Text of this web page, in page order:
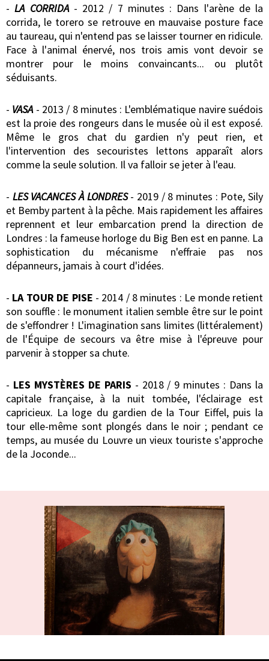
-LA CORRIDA- 2012 / 7 minutes : Dans l'arène de la
corrida, le torero se retrouve en mauvaise posture face
au taureau, qui n'entend pas se laisser tourner en ridicule.
Face à l'animal énervé, nos trois amis vont devoir se
montrer pour le moins convaincants... ou plutôt
séduisants.
- VASA - 2013 / 8 minutes : L'emblématique navire suédois
est la proie des rongeurs dans le musée où il est exposé.
Même le gros chat du gardien n'y peut rien, et
l'intervention des secouristes lettons apparaît alors
comme la seule solution. Il va falloir se jeter à l'eau.
- LES VACANCES À LONDRES- 2019 / 8 minutes : Pote, Sily
et Bemby partent à la pêche. Mais rapidement les affaires
reprennent et leur embarcation prend la direction de
Londres : la fameuse horloge du Big Ben est en panne. La
sophistication du mécanisme n'effraie pas nos
dépanneurs, jamais à court d'idées.
- LA TOUR DE PISE - 2014 / 8 minutes : Le monde retient
son souffle : le monument italien semble être sur le point
de s'effondrer ! L'imagination sans limites (littéralement)
de l'Équipe de secours va être mise à l'épreuve pour
parvenir à stopper sa chute.
- LES MYSTÈRES DE PARIS - 2018 / 9 minutes : Dans la
capitale française, à la nuit tombée, l'éclairage est
capricieux. La loge du gardien de la Tour Eiffel, puis la
tour elle-même sont plongés dans le noir ; pendant ce
temps, au musée du Louvre un vieux touriste s'approche
de la Joconde...